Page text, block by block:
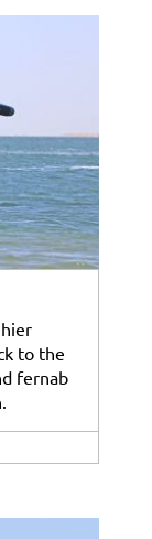
to the
fernab